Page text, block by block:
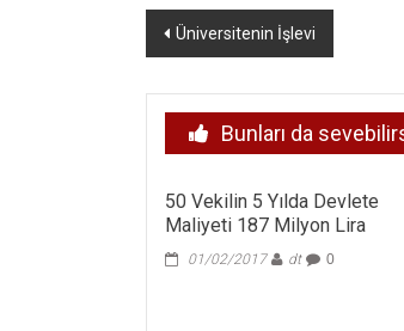
Yazı
Üniversitenin İşlevi
Bunları da
50 Vekilin 5 Yılda Devlete
Maliyeti 187 Milyon Lira
01/02/2017 dt 0